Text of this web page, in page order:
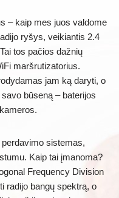
– kaip mes juos valdome
ryšys, veikiantis 2.4
tos pačios dažnių
maršrutizatorius.
jam ką daryti, o
būseną – baterijos
sistemas,
Kaip tai įmanoma?
Frequency Division
radijo bangų spektrą, o